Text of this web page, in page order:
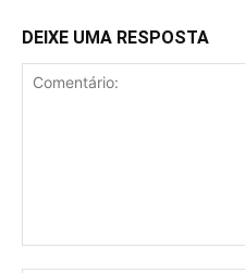
DEIXE UMA RESPOSTA